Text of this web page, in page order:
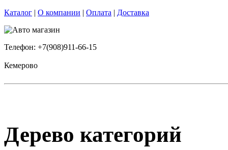
Каталог | О компании | Оплата | Доставка
Телефон: +7(908)911-66-15
Кемерово
Дерево категорий